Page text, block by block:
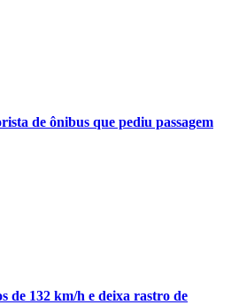
de ônibus que pediu passagem
de 132 km/h e deixa rastro de